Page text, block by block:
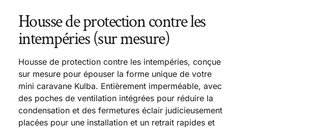
Housse de protection contre les
intempéries (sur mesure)
Housse de protection contre les intempéries, conçue
sur mesure pour épouser la forme unique de votre
mini caravane Kulba. Entièrement imperméable, avec
des poches de ventilation intégrées pour réduire la
condensation et des fermetures éclair judicieusement
placées pour une installation et un retrait rapides et